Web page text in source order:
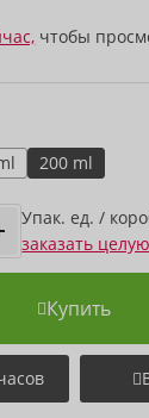
чтобы
200 ml
Упак. ед. /
заказать
Купить